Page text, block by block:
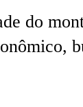
do